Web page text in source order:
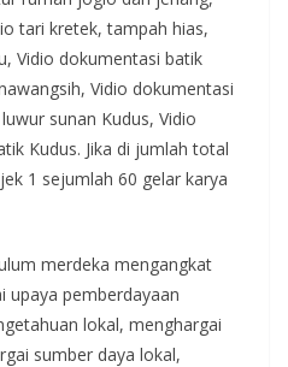
tari kretek, tampah hias,
Vidio dokumentasi batik
Vidio dokumentasi
sunan Kudus, Vidio
Kudus. Jika di jumlah total
1 sejumlah 60 gelar karya
merdeka mengangkat
upaya pemberdayaan
lokal, menghargai
sumber daya lokal,